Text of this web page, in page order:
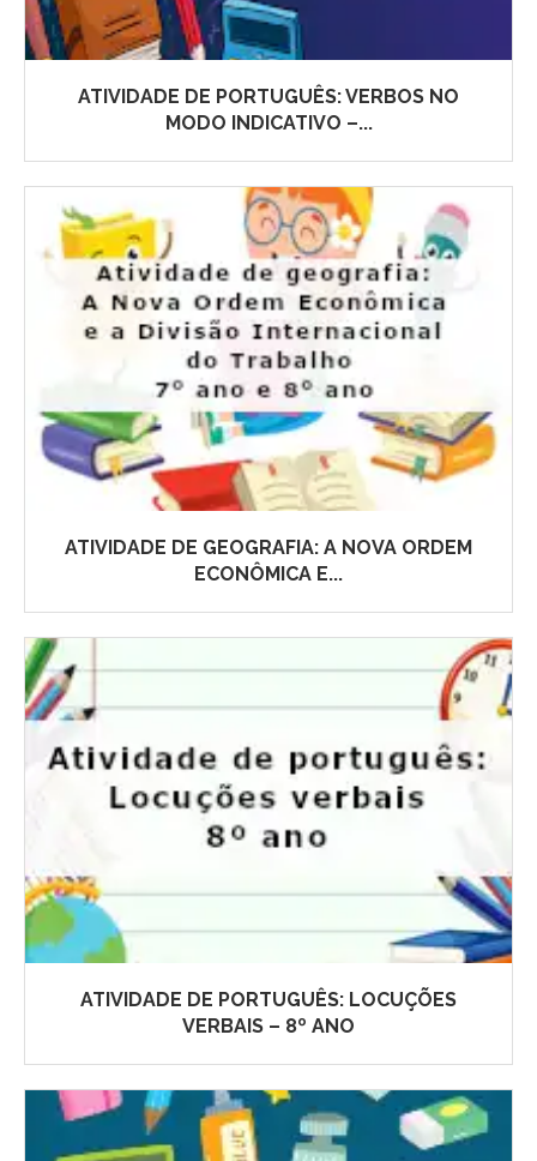
ATIVIDADE DE PORTUGUÊS: VERBOS NO
MODO INDICATIVO –...
ATIVIDADE DE GEOGRAFIA: A NOVA ORDEM
ECONÔMICA E...
ATIVIDADE DE PORTUGUÊS: LOCUÇÕES
VERBAIS – 8º ANO